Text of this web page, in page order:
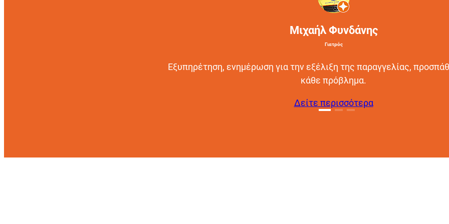
Μιχαήλ Φυνδάνης
Γιατρός
Εξυπηρέτηση, ενημέρωση για την εξέλιξη της παραγγελίας,
κάθε πρόβλημα.
Δείτε περισσότερα